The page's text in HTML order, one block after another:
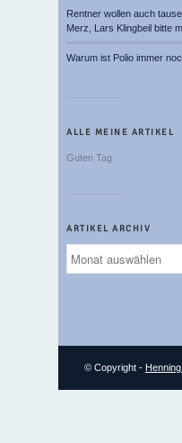
Rentner wollen auch
Merz, Lars Klingbeil bitte
Warum ist Polio immer
ALLE MEINE ARTIKEL
Guten Tag
ARTIKEL ARCHIV
Artikel
Archiv
© Copyright -